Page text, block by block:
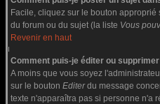
Facile, cliquez sur le bouton
du forum ou du sujet (la liste Vous
Revenir en haut
Comment puis-je éditer ou
A moins que vous soyez
sur le bouton Editerdu message
texte n'apparaîtra pas si personne n'a